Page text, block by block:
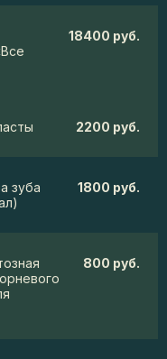
18400 руб.
2200 руб.
зуба
1800 руб.
800 руб.